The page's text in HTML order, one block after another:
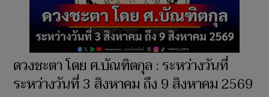
ดวงชะตา โดย ศ.บัณฑิตกุล : ระหว่างวันที่
ระหว่างวันที่ 3 สิงหาคม ถึง 9 สิงหาคม 2569